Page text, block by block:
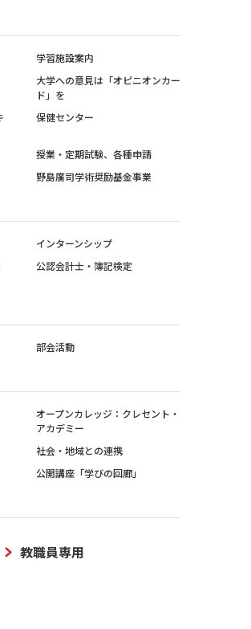
学習施設案内
大学への意見は「オピニオンカー
ド」を
保健センター
授業・定期試験、各種申請
野島廣司学術奨励基金事業
インターンシップ
公認会計士・簿記検定
部会活動
オープンカレッジ：クレセント・
アカデミー
社会・地域との連携
公開講座「学びの回廊」
教職員専用